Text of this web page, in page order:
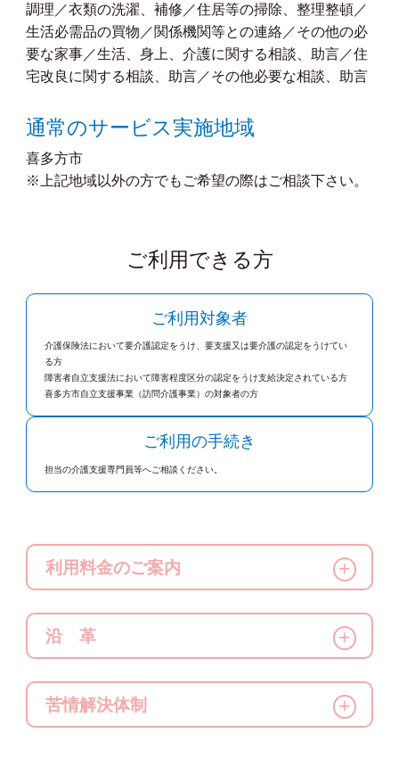
調理／衣類の洗濯、補修／住居等の掃除、整理整頓／
生活必需品の買物／関係機関等との連絡／その他の必
要な家事／生活、身上、介護に関する相談、助言／住
宅改良に関する相談、助言／その他必要な相談、助言
通常のサービス実施地域
喜多方市
※上記地域以外の方でもご希望の際はご相談下さい。
ご利用できる方
ご利用対象者
介護保険法において要介護認定をうけ、要支援又は要介護の認定をうけてい
る方
障害者自立支援法において障害程度区分の認定をうけ支給決定されている方
喜多方市自立支援事業（訪問介護事業）の対象者の方
ご利用の手続き
担当の介護支援専門員等へご相談ください。
利用料金のご案内
「お手元の『負担割合証』をご確認
ください」
介護保険法に定められた介護報酬の１割～3割分
となります。詳しくはお問い合わせください。
なお、介護保険適用の場合でも、保険料の滞納等
沿 革
平成11年 4月
天心ケアハイツヘルパーステー
苦情解決体制